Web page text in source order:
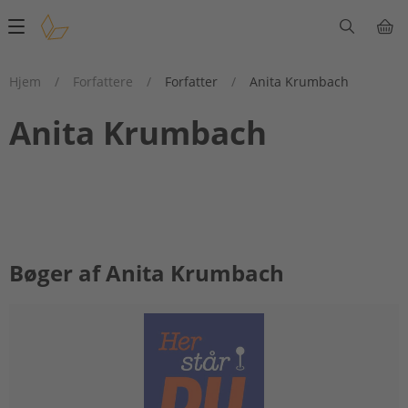
Main
Hjem
/ Forfattere / Forfatter / Anita Krumbach
Anita Krumbach
Bøger af Anita Krumbach